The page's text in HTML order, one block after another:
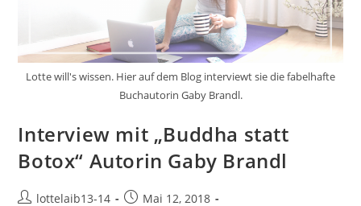
Lotte will's wissen. Hier auf dem Blog interviewt sie die fabelhafte
Buchautorin Gaby Brandl.
Interview mit „Buddha statt
Botox“ Autorin Gaby Brandl
Beitrags-
lottelaib13-14
BeitragMai 12, 2018